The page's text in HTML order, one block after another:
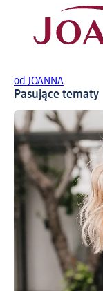
od JOANNA
Pasujące tematy